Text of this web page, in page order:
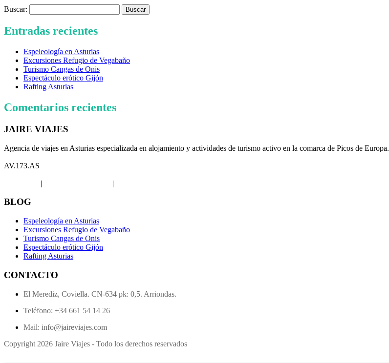
Buscar:
Entradas recientes
Espeleología en Asturias
Excursiones Refugio de Vegabaño
Turismo Cangas de Onis
Espectáculo erótico Gijón
Rafting Asturias
Comentarios recientes
JAIRE VIAJES
Agencia de viajes en Asturias especializada en alojamiento y actividades de turismo activo en la comarca de Picos de Europa.
AV.173.AS
| |
BLOG
Espeleología en Asturias
Excursiones Refugio de Vegabaño
Turismo Cangas de Onis
Espectáculo erótico Gijón
Rafting Asturias
CONTACTO
El Merediz, Coviella. CN-634 pk: 0,5. Arriondas.
Teléfono: +34 661 54 14 26
Mail: info@jaireviajes.com
Copyright 2026 Jaire Viajes - Todo los derechos reservados